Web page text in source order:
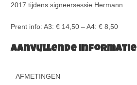
2017 tijdens signeersessie Hermann
Prent info: A3: € 14,50 – A4: € 8,50
Aanvullende informatie
AFMETINGEN